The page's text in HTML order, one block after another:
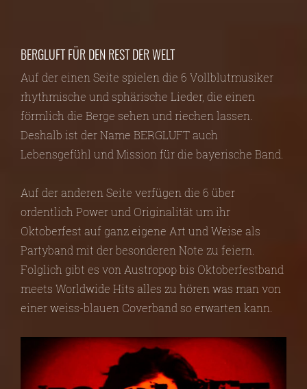
BERGLUFT FÜR DEN REST DER WELT
Auf der einen Seite spielen die 6 Vollblutmusiker
rhythmische und sphärische Lieder, die einen
förmlich die Berge sehen und riechen lassen.
Deshalb ist der Name BERGLUFT auch
Lebensgefühl und Mission für die bayerische Band.
Auf der anderen Seite verfügen die 6 über
ordentlich Power und Originalität um ihr
Oktoberfest auf ganz eigene Art und Weise als
Partyband mit der besonderen Note zu feiern.
Folglich gibt es von Austropop bis Oktoberfestband
meets Worldwide Hits alles zu hören was man von
einer weiss-blauen Coverband so erwarten kann.